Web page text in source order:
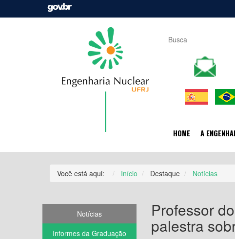
HOME A
Você está aqui: Início Destaque Notícias
Notícias
Informes da Graduação
Professor
palestra